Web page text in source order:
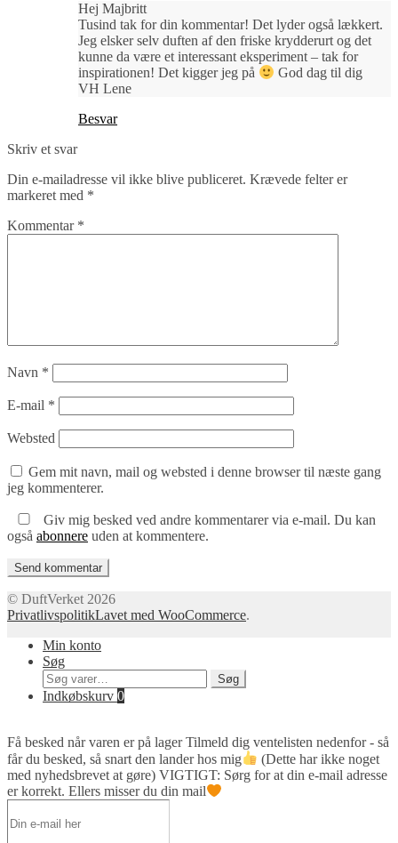
Hej Majbritt
Tusind tak for din kommentar! Det lyder også lækkert.
Jeg elsker selv duften af den friske krydderurt og det
kunne da være et interessant eksperiment – tak for
inspirationen! Det kigger jeg på
God dag til dig
VH Lene
Besvar
Skriv et svar
Din e-mailadresse vil ikke blive publiceret. Krævede felter er
markeret med *
Kommentar *
Navn *
E-mail *
Websted
Gem mit navn, mail og websted i denne browser til næste gang
jeg kommenterer.
Giv mig besked ved andre kommentarer via e-mail. Du kan
også abonnere uden at kommentere.
© DuftVerket 2026
PrivatlivspolitikLavet med WooCommerce.
Min konto
Søg
Søg
efter:
Søg
Indkøbskurv 0
Få besked når varen er på lagerTilmeld dig ventelisten nedenfor - så
får du besked, så snart den lander hos mig
(Dette har ikke noget
med nyhedsbrevet at gøre) VIGTIGT: Sørg for at din e-mail adresse
er korrekt. Ellers misser du din mail